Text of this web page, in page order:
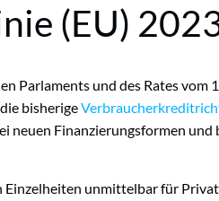
(EU)
Parlaments und des Rates
bisherige
neuen Finanzierungsformen und
unmittelbar für